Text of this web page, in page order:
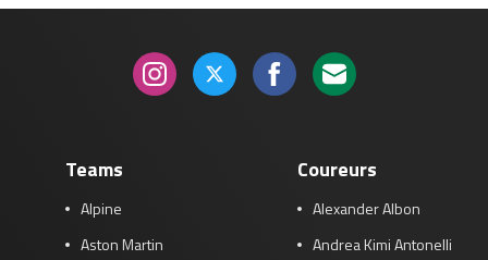
Teams
Alpine
Aston Martin
Coureurs
Alexander Albon
Andrea Kimi Antonelli